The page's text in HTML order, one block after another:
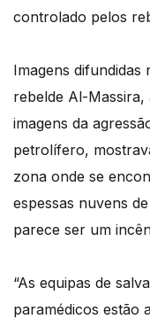
controlado pelos
Imagens difundidas
rebelde Al-Massira,
imagens da
petrolífero,
zona onde se
espessas nuvens
parece ser um
“As equipas de
paramédicos estão